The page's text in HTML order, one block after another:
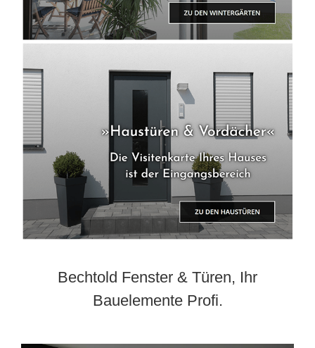
Bechtold Fenster & Türen, Ihr
Bauelemente Profi.